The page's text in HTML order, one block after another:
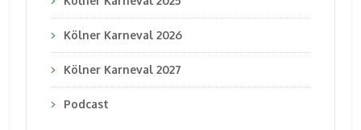
Kölner Karneval 2026
Kölner Karneval 2027
Podcast